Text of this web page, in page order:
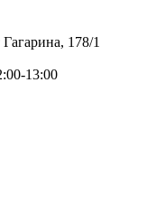
178/1
13:00